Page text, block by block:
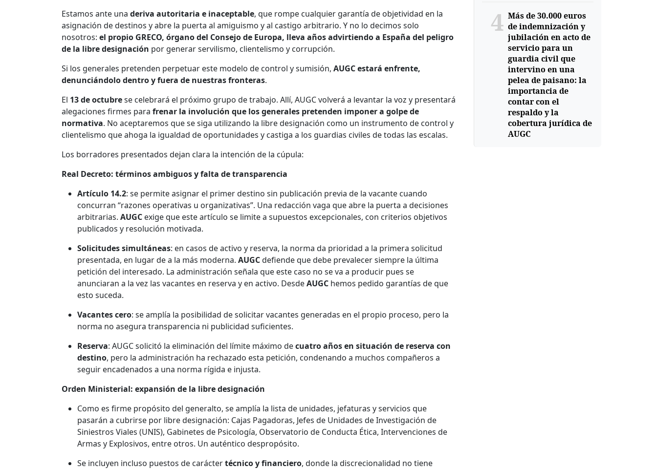
Estamos ante una deriva autoritaria e inaceptable, que rompe cualquier garantía de objetividad en la
asignación de destinos y abre la puerta al amiguismo y al castigo arbitrario. Y no lo decimos solo
nosotros: el propio GRECO, órgano del Consejo de Europa, lleva años advirtiendo a España del peligro
de la libre designación por generar servilismo, clientelismo y corrupción.
Si los generales pretenden perpetuar este modelo de control y sumisión, AUGC estará enfrente,
denunciándolo dentro y fuera de nuestras fronteras.
El 13 de octubrese celebrará el próximo grupo de trabajo. Allí, AUGC volverá a levantar la voz y presentará
alegaciones firmes para frenar la involución que los generales pretenden imponer a golpe de
normativa. No aceptaremos que se siga utilizando la libre designación como un instrumento de control y
clientelismo que ahoga la igualdad de oportunidades y castiga a los guardias civiles de todas las escalas.
Los borradores presentados dejan clara la intención de la cúpula:
Real Decreto: términos ambiguos y falta de transparencia
Artículo 14.2: se permite asignar el primer destino sin publicación previa de la vacante cuando
concurran “razones operativas u organizativas”. Una redacción vaga que abre la puerta a decisiones
arbitrarias. AUGC exige que este artículo se limite a supuestos excepcionales, con criterios objetivos
publicados y resolución motivada.
Solicitudes simultáneas: en casos de activo y reserva, la norma da prioridad a la primera solicitud
presentada, en lugar de a la más moderna. AUGCdefiende que debe prevalecer siempre la última
petición del interesado. La administración señala que este caso no se va a producir pues se
anunciaran a la vez las vacantes en reserva y en activo. DesdeAUGC hemos pedido garantías de que
esto suceda.
Vacantes cero: se amplía la posibilidad de solicitar vacantes generadas en el propio proceso, pero la
norma no asegura transparencia ni publicidad suficientes.
Reserva: AUGC solicitó la eliminación del límite máximo decuatro años en situación de reserva con
destino, pero la administración ha rechazado esta petición, condenando a muchos compañeros a
seguir encadenados a una norma rígida e injusta.
Orden Ministerial: expansión de la libre designación
Como es firme propósito del generalto, se amplía la lista de unidades, jefaturas y servicios que
pasarán a cubrirse por libre designación: Cajas Pagadoras, Jefes de Unidades de Investigación de
Siniestros Viales (UNIS), Gabinetes de Psicología, Observatorio de Conducta Ética, Intervenciones de
Armas y Explosivos, entre otros. Un auténtico despropósito.
Se incluyen incluso puestos de caráctertécnico y financiero, donde la discrecionalidad no tiene
4 Más de 30.000 euros
de indemnización y
jubilación en acto de
servicio para un
guardia civil que
intervino en una
pelea de paisano: la
importancia de
contar con el
respaldo y la
cobertura jurídica de
AUGC